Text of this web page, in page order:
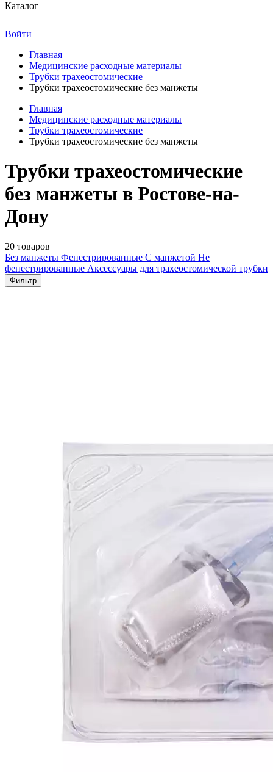
Каталог
Войти
Главная
Медицинские расходные материалы
Трубки трахеостомические
Трубки трахеостомические без манжеты
Главная
Медицинские расходные материалы
Трубки трахеостомические
Трубки трахеостомические без манжеты
Трубки трахеостомические
без манжеты в Ростове-на-
Дону
20 товаров
Без манжеты Фенестрированные С манжетой Не
фенестрированные Аксессуары для трахеостомической трубки
Фильтр